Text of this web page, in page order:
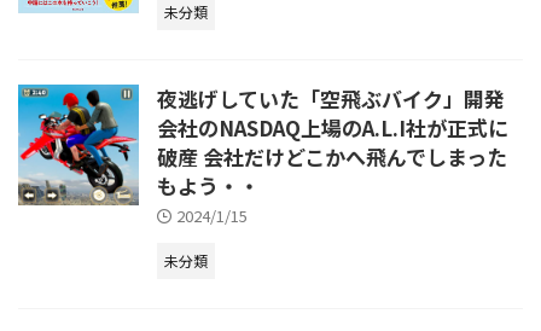
未分類
夜逃げしていた「空飛ぶバイク」開発
会社のNASDAQ上場のA.L.I社が正式に
破産 会社だけどこかへ飛んでしまった
もよう・・
2024/1/15
未分類